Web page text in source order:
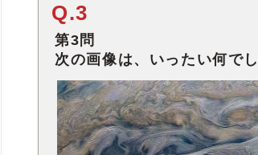
Q.3
第3問
次の画像は、いったい何でし